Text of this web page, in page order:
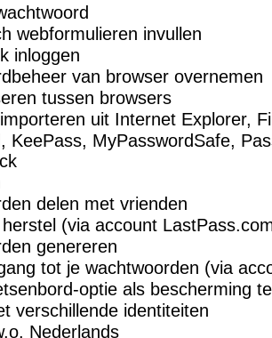
webformulieren invullen
inloggen
van browser overnemen
tussen browsers
uit Internet Explorer,
KeePass, MyPasswordSafe,
delen met vrienden
(via account
genereren
tot je wachtwoorden (via
optie als bescherming
verschillende identiteiten
Nederlands